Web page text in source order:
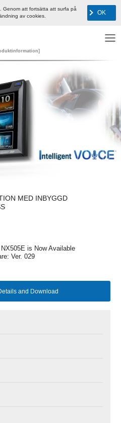
Genom att fortsätta att surfa på
av cookies.
OK
MED INBYGGD
is Now Available
Ver. 029
and Download